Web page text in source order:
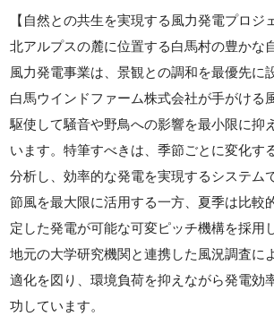
【自然との共生を実現する風力発電プロジ
北アルプスの麓に位置する白馬村の豊かな
風力発電事業は、景観との調和を最優先に
白馬ウインドファーム株式会社が手がける
駆使して騒音や野鳥への影響を最小限に抑
います。特筆すべきは、季節ごとに変化す
分析し、効率的な発電を実現するシステム
節風を最大限に活用する一方、夏季は比較
定した発電が可能な可変ピッチ機構を採用
地元の大学研究機関と連携した風況調査に
適化を図り、環境負荷を抑えながら発電効
功しています。